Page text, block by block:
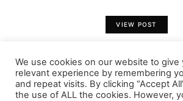
VIEW POST
We use cookies on our website to give
relevant experience by remembering
and repeat visits. By clicking “Accept
the use of ALL the cookies. However,